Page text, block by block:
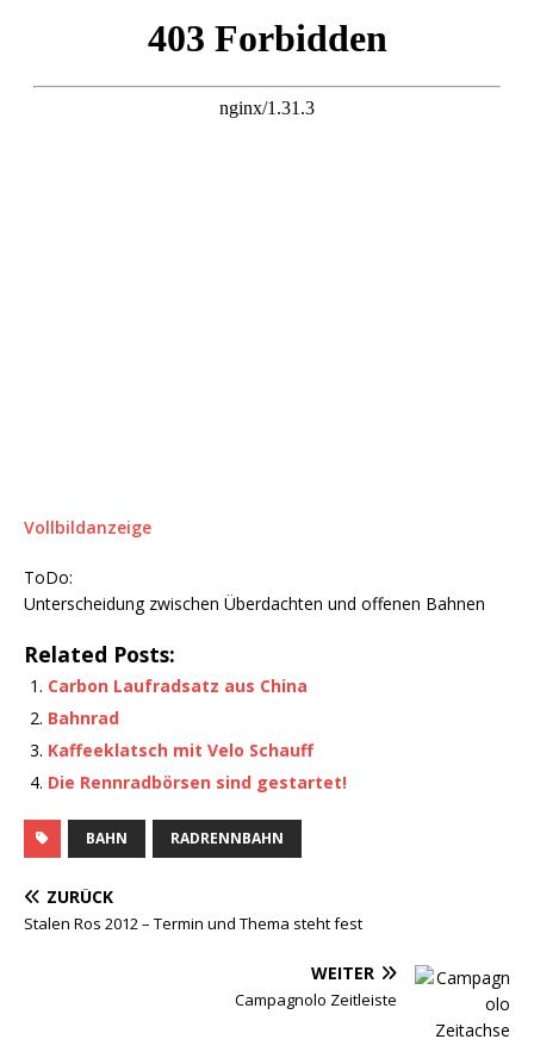
Vollbildanzeige
ToDo:
Unterscheidung zwischen Überdachten und offenen Bahnen
Related Posts:
Carbon Laufradsatz aus China
Bahnrad
Kaffeeklatsch mit Velo Schauff
Die Rennradbörsen sind gestartet!
BAHN RADRENNBAHN
ZURÜCK
Stalen Ros 2012 – Termin und Thema steht fest
WEITER
Campagnolo Zeitleiste